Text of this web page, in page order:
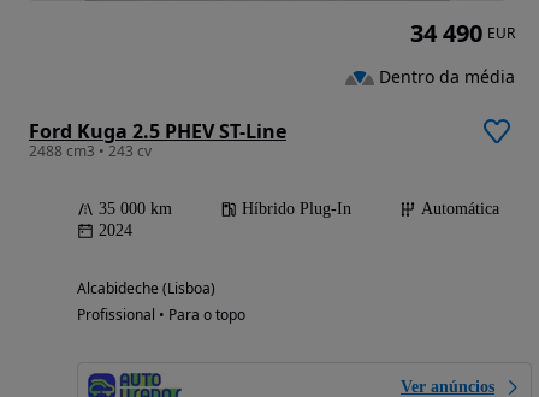
Ford Kuga 2.5 PHEV ST-Line
2488 cm3 • 243 cv
35 000 km Híbrido Plug-In
Automática
2024
Alcabideche (Lisboa)
Profissional • Para o topo
Ver anúncios
34 490 EUR
Dentro da média